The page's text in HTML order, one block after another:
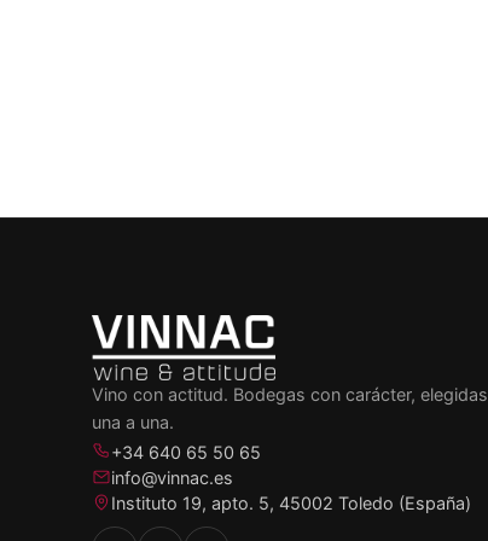
Vino con actitud. Bodegas con carácter, elegidas
una a una.
+34 640 65 50 65
info@vinnac.es
Instituto 19, apto. 5, 45002 Toledo (España)